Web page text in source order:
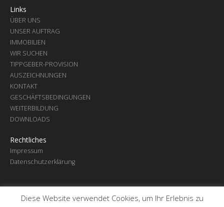
Links
ÜBER UNS
UNSER AUFTRAG
IMMOBILIEN
WIR SUCHEN
TIPPGEBER-PROVISION
AUSZEICHNUNGEN
KONTAKT
GESCHÄFTSBEDINGUNGEN
WEITERBILDUNG
DOWNLOADS
Rechtliches
Impressum
Datenschutzerklärung
© 2026 - Mohr Immobilien e. K.
Diese Website verwendet Cookies, um Ihr Erlebnis zu